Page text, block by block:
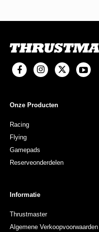
Onze Producten
Racing
Flying
Gamepads
Reserveonderdelen
Informatie
Thrustmaster
Algemene Verkoopvoorwaarden